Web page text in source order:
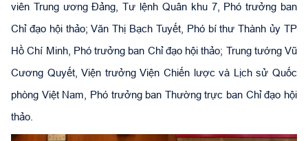
viên Trung ương Đảng, Tư lệnh Quân khu 7, Phó trưởng ban
Chỉ đạo hội thảo; Văn Thị Bạch Tuyết, Phó bí thư Thành ủy TP
Hồ Chí Minh, Phó trưởng ban Chỉ đạo hội thảo; Trung tướng Vũ
Cương Quyết, Viện trưởng Viện Chiến lược và Lịch sử Quốc
phòng Việt Nam, Phó trưởng ban Thường trực ban Chỉ đạo hội
thảo.